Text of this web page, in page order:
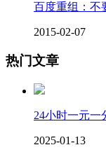
百度重组：不
2015-02-07
热门文章
24小时一元一
2025-01-13